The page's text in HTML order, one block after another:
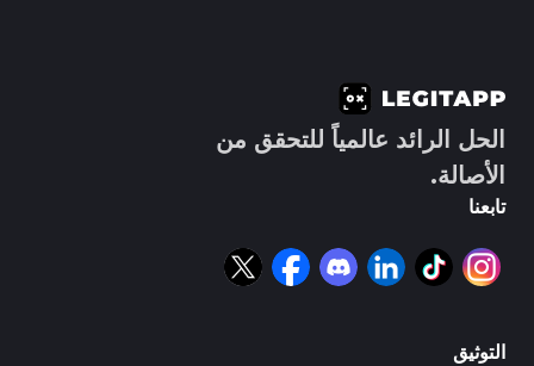
الحل الرائد عالمياً للتحقق من
الأصالة.
تابعنا
التوثيق